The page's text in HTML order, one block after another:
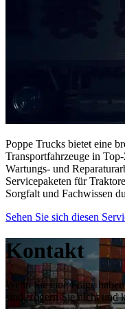
Poppe Trucks bietet eine
Transportfahrzeuge in
Wartungs- und
Servicepaketen für
Sorgfalt und Fachwissen
Sehen Sie sich diesen
Kontakt
Wenn Sie eine Frage
sind, zögern Sie nicht und